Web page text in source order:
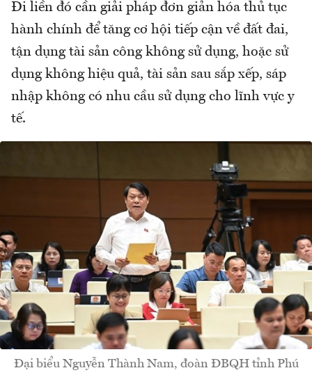
Đi liền đó cần giải pháp đơn giản hóa thủ tục
hành chính để tăng cơ hội tiếp cận về đất đai,
tận dụng tài sản công không sử dụng, hoặc sử
dụng không hiệu quả, tài sản sau sắp xếp, sáp
nhập không có nhu cầu sử dụng cho lĩnh vực y
tế.
Đại biểu Nguyễn Thành Nam, đoàn ĐBQH tỉnh Phú